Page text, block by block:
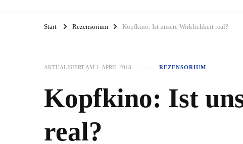
Start Rezensorium Kopfkino: Ist unsere Wirklichkeit real?
AKTUALISIERT AM 1. APRIL 2018 REZENSORIUM
Kopfkino: Ist
real?